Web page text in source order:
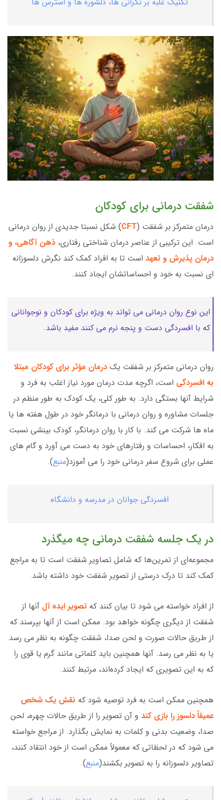
شفقت درمانی برای کودکان
درمان متمرکز بر شفقت (CFT) شکل نسبتا جدیدی از روان درمانی
است. این ترکیبی از عناصر درمان شناختی رفتاری، ذهن آگاهی، و
درمان پذیرش و تعهد است تا به افراد کمک کند نگرش دلسوزانه
ای نسبت به خود و احساساتشان ایجاد کنند.
این نوع روان درمانی می تواند به ویژه برای کودکان و نوجوانانی
که با افسردگی دست و پنجه نرم می کنند مفید باشد.
روان درمانی متمرکز بر شفقت یک درمان مؤثر برای کودکان مبتلا
به افسردگی است، اگرچه مدت درمان مورد نیاز اغلب به فرد و
شرایط آنها بستگی دارد. به طور کلی، یک کودک به طور منظم در
جلسات مشاوره و روان درمانی با درمانگر خود در طول هفته ها یا
ماه ها شرکت می کند. با کار با روان درمانگر، کودک بینشی نسبت
به افکار، احساسات و رفتارهای خود به دست می آورد و گام های
عملی برای شروع سفر درمانی خود را می آموزد(منبع).
افسردگی جوانان در مدرسه و دانشگاه
در یک جلسه شفقت درمانی چه میگذرد
مجموعه‌ای از تمرین‌ها که شامل تصاویر شفقت است تا به مراجع
کمک کند تا درک درستی از تصویر شفقت خود داشته باشد.
از افراد خواسته می شود تا بیان کنند که تصویر ایده آل آنها از
شفقت از دیگری چگونه خواهد بود. ممکن است از آنها بپرسند که
از طریق حالات صورت و لحن صدا، شفقت چگونه به نظر می رسد
یا به نظر می رسد. آنها همچنین باید کلماتی مانند گرم یا قوی را
که به این تصویری که ایجاد کرده‌اند، مرتبط کنند.
همچنین ممکن است به فرد توصیه شود که نقش یک شخص
عمیقاً دلسوز را بازی کند و آن تصویر را از طریق حالات چهره، لحن
صدا، وضعیت بدنی و کلمات به نمایش بگذارد. از مراجع خواسته
می شود که در لحظاتی که معمولاً ممکن است از خود انتقاد کنند،
تصاویر دلسوزانه را به تصویر بکشند(منبع).